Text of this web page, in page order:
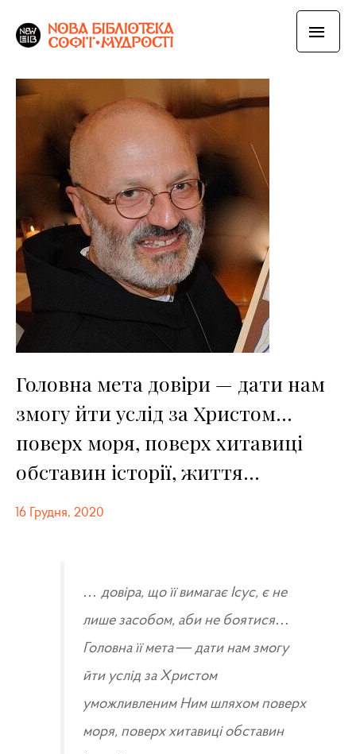
Головна мета довіри — дати нам
змогу йти услід за Христом…
поверх моря, поверх хитавиці
обставин історії, життя…
16 Грудня, 2020
… довіра, що її вимагає Ісус, є не
лише засобом, аби не боятися…
Головна її мета — дати нам змогу
йти услід за Христом
уможливленим Ним шляхом поверх
моря, поверх хитавиці обставин